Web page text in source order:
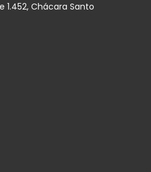
1.452, Chácara Santo